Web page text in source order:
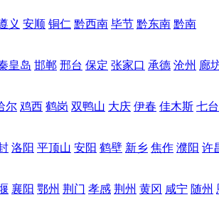
义 安顺 铜仁 黔西南 毕节 黔东南 黔南
皇岛 邯郸 邢台 保定 张家口 承德 沧州 廊
尔 鸡西 鹤岗 双鸭山 大庆 伊春 佳木斯 七
洛阳 平顶山 安阳 鹤壁 新乡 焦作 濮阳 许
襄阳 鄂州 荆门 孝感 荆州 黄冈 咸宁 随州